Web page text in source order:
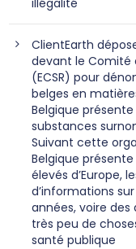
illégalité
ClientEarth
devant le Comité
(ECSR) pour
belges en
Belgique présente
substances
Suivant cette
Belgique présente
élevés d’Europe,
d’informations
années, voire
très peu de
santé publique